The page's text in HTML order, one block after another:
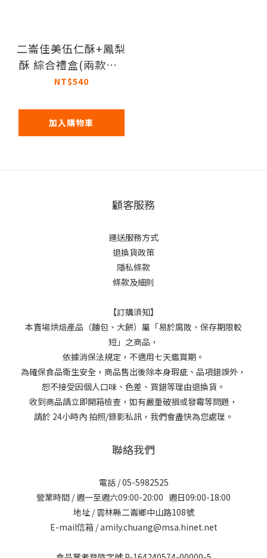
二崙佳美伍仁酥+鳳梨
酥 綜合禮盒(兩款各6
入) _蛋奶素
NT$540
加入購物車
顧客服務
運送服務方式
退換貨政策
隱私條款
條款及細則
【訂購須知】
本賣場烘焙產品（麵包、大餅）屬「易於腐敗、保存期限較
短」之商品，
依據消保法規定，不適用七天鑑賞期。
為確保食品衛生安全，商品售出後除本身瑕疵、品項錯誤外，
恕不接受因個人口味、色差、買錯等理由退換貨。
收到商品請立即開箱檢查，如有嚴重破損或發霉等問題，
請於 24小時內 拍照/錄影私訊，我們會盡快為您處理。
聯絡我們
電話 / 05-5982525
營業時間 / 週一至週六09:00-20:00 週日09:00-18:00
地址 / 雲林縣二崙鄉中山路108號
E-mail信箱 / amily.chuang@msa.hinet.net